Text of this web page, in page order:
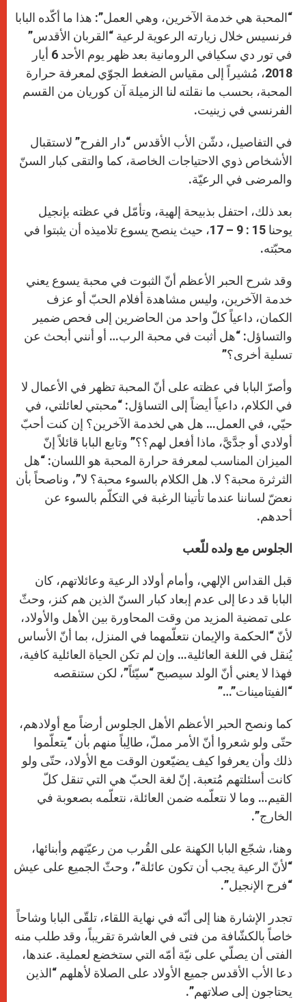
p
p
g
e
r
o
k
r
“المحبة هي خدمة الآخرين، وهي العمل”: هذا ما أكّده البابا
فرنسيس خلال زيارته الرعوية لرعية “القربان الأقدس”
في تور دي سكيافي الرومانية بعد ظهر يوم الأحد 6 أيار
2018، مُشيراً إلى مقياس الضغط الجوّي لمعرفة حرارة
المحبة، بحسب ما نقلته لنا الزميلة آن كوريان من القسم
الفرنسي في زينيت.
في التفاصيل، دشّن الأب الأقدس “دار الفرح” لاستقبال
الأشخاص ذوي الاحتياجات الخاصة، كما والتقى كبار السنّ
والمرضى في الرعيّة.
بعد ذلك، احتفل بذبيحة إلهية، وتأمّل في عظته بإنجيل
يوحنا 15 : 9 – 17، حيث ينصح يسوع تلاميذه أن يثبتوا في
محبّته.
وقد شرح الحبر الأعظم أنّ الثبوت في محبة يسوع يعني
خدمة الآخرين، وليس مشاهدة أفلام الحبّ أو عزف
الكمان، داعياً كلّ واحد من الحاضرين إلى فحص ضمير
والتساؤل: “هل أثبت في محبة الرب… أو أنني أبحث عن
تسلية أخرى؟”
وأصرّ البابا في عظته على أنّ المحبة تظهر في الأعمال لا
في الكلام، داعياً أيضاً إلى التساؤل: “محبتي لعائلتي، في
حيّي، في العمل… هل هي لخدمة الآخرين؟ إن كنت أحبّ
أولادي أو جدَّيَّ، ماذا أفعل لهم؟؟” وتابع البابا قائلاً إنّ
الميزان المناسب لمعرفة حرارة المحبة هو اللسان: “هل
الثرثرة محبة؟ لا. هل الكلام بالسوء محبة؟ لا”، وناصحاً بأن
نعضّ لساننا عندما تأتينا الرغبة في التكلّم بالسوء عن
أحدهم.
الجلوس مع ولده للّعب
قبل القداس الإلهي، وأمام أولاد الرعية وعائلاتهم، كان
البابا قد دعا إلى عدم إبعاد كبار السنّ الذين هم كنز، وحثّ
على تمضية المزيد من وقت المحاورة بين الأهل والأولاد،
لأنّ “الحكمة والإيمان نتعلّمهما في المنزل، بما أنّ الأساس
يُنقل في اللغة العائلية… وإن لم تكن الحياة العائلية كافية،
فهذا لا يعني أنّ الولد سيصبح “سيّئاً”، لكن ستنقصه
“الفيتامينات”…”
كما ونصح الحبر الأعظم الأهل الجلوس أرضاً مع أولادهم،
حتّى ولو شعروا أنّ الأمر مملّ، طالِباً منهم بأن “يتعلّموا
ذلك وأن يعرفوا كيف يضيّعون الوقت مع الأولاد، حتّى ولو
كانت أسئلتهم مُتعبة. إنّ لغة الحبّ هي التي تنقل كلّ
القيم… وما لا نتعلّمه ضمن العائلة، نتعلّمه بصعوبة في
الخارج”.
وهنا، شجّع البابا الكهنة على القُرب من رعيّتهم وأبنائها،
“لأنّ الرعية يجب أن تكون عائلة”، وحثّ الجميع على عيش
“فرح الإنجيل”.
تجدر الإشارة هنا إلى أنّه في نهاية اللقاء، تلقّى البابا وشاحاً
خاصاً بالكشّافة من فتى في العاشرة تقريباً، وقد طلب منه
الفتى أن يصلّي على نيّة أمّه التي ستخضع لعملية. عندها،
دعا الأب الأقدس جميع الأولاد على الصلاة لأهلهم “الذين
يحتاجون إلى صلاتهم”.